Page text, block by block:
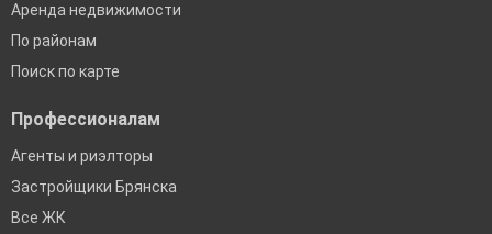
Аренда недвижимости
По районам
Поиск по карте
Профессионалам
Агенты и риэлторы
Застройщики Брянска
Все ЖК